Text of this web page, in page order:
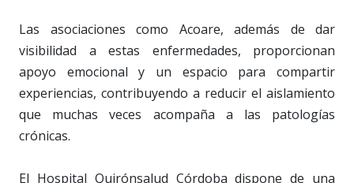
Las asociaciones como Acoare, además de dar
visibilidad a estas enfermedades, proporcionan
apoyo emocional y un espacio para compartir
experiencias, contribuyendo a reducir el aislamiento
que muchas veces acompaña a las patologías
crónicas.
El Hospital Quirónsalud Córdoba dispone de una